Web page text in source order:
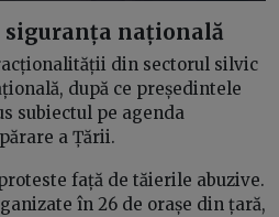
națională
din sectorul silvic
după ce președintele
subiectul pe agenda
a Țării.
față de tăierile abuzive.
în 26 de orașe din țară,